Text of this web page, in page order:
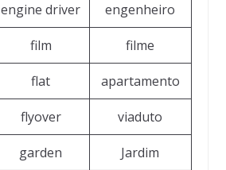
engine driver engenheiro
film filme
flat apartamento
flyover viaduto
garden Jardim